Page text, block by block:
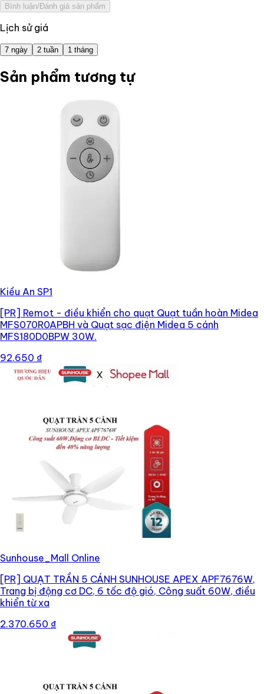
Bình luận/Đánh giá sản phẩm
Lịch sử giá
7 ngày 2 tuần 1 tháng
Sản phẩm tương tự
Kiều An SP1
[PR] Remot - điều khiển cho quạt Quạt tuần hoàn Midea
MFS070R0APBH và Quạt sạc điện Midea 5 cánh
MFS180D0BPW 30W.
92.650 ₫
Sunhouse_Mall Online
[PR] QUẠT TRẦN 5 CÁNH SUNHOUSE APEX APF7676W,
Trang bị động cơ DC, 6 tốc độ gió, Công suất 60W, điều
khiển từ xa
2.370.650 ₫